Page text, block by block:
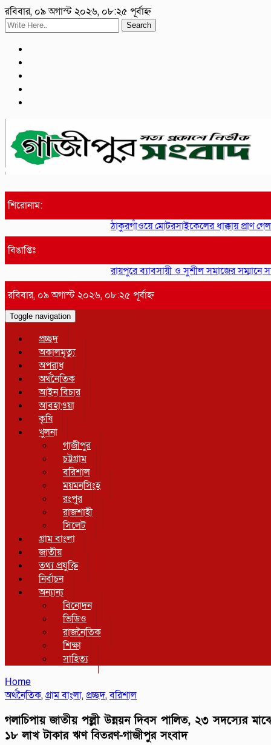
রবিবার, ০৯ অগাস্ট ২০২৬, ০৮:২৫ পূর্বাহ্ন
Search
শিরোনাম:
ঠাকুরগাঁওয়ে মোটরসাইকেলের ধাক্কায় প্রাণ
বিঙাপ্তিঃ
রায়পুরে ব্যাবসায়ী ও সুশীল সমাজের সম্মানে
রবিবার, ০৯ অগাস্ট ২০২৬, ০৮:২৫ পূর্বাহ্ন
Toggle navigation
প্রচ্ছদ
অকালমৃত্যু
অপরাধ
অর্থনৈতিক
আইন বিচার
আবহাওয়া
কৃষি
খুলনা
গাজীপুর
চট্টগ্রাম
বরিশাল
ময়মনসিংহ
রংপুর
রাজশাহী
সিলেট
গ্রাম বাংলা
জাতীয়
তথ্য প্রযুক্তি
নির্বাচন
অন্যান্য
বিনোদন
ভিডিও
রাজনৈতিক
শিক্ষা
সাহিত্য
Home
অর্থনৈতিক,গ্রাম বাংলা,প্রচ্ছদ,বরিশাল
গলাচিপায় জাতীয় পল্লী উন্নয়ন দিবস পালিত, ২৩ সদস্যের
১৮ লাখ টাকার ঋণ বিতরণ-গাজীপুর সংবাদ